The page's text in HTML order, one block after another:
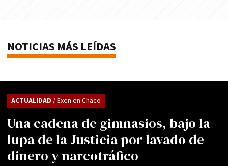
NOTICIAS MÁS LEÍDAS
Una cadena de gimnasios, bajo la
lupa de la Justicia por lavado de
dinero y narcotráfico
ACTUALIDAD / Exen en Chaco